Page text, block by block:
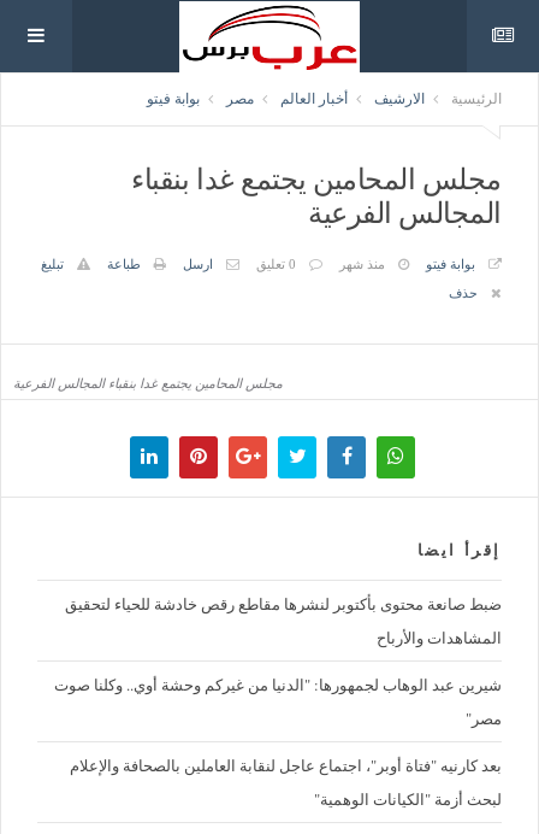
الرئيسية الارشيف أخبار العالم مصر بوابة فيتو
مجلس المحامين يجتمع غدا بنقباء
المجالس الفرعية
بوابة فيتو منذ شهر 0 تعليق ارسل طباعة
تبليغ
حذف
مجلس المحامين يجتمع غدا بنقباء المجالس الفرعية
إقرأ ايضا
ضبط صانعة محتوى بأكتوبر لنشرها مقاطع رقص خادشة للحياء لتحقيق
المشاهدات والأرباح
شيرين عبد الوهاب لجمهورها: "الدنيا من غيركم وحشة أوي.. وكلنا صوت
مصر"
بعد كارنيه "فتاة أوبر"، اجتماع عاجل لنقابة العاملين بالصحافة والإعلام
لبحث أزمة "الكيانات الوهمية"